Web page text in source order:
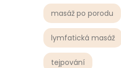
masáž po porodu
lymfatická masáž
tejpování